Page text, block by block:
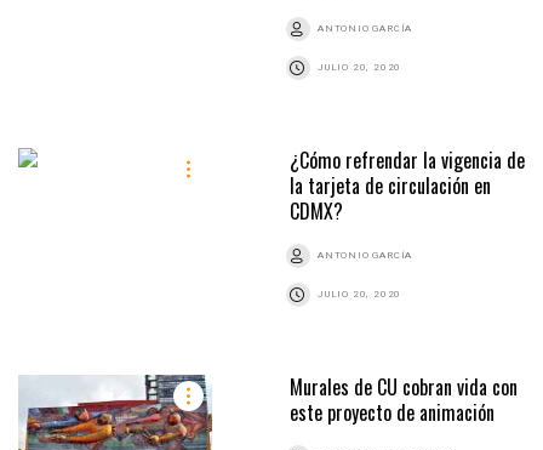
ANTONIO GARCÍA
JULIO 20, 2020
¿Cómo refrendar la vigencia de
la tarjeta de circulación en
CDMX?
ANTONIO GARCÍA
JULIO 20, 2020
Murales de CU cobran vida con
este proyecto de animación